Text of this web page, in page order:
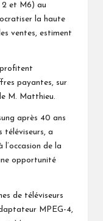
2 et M6) au
la haute
ventes, estiment
profitent
payantes, sur
M. Matthieu.
après 40 ans
téléviseurs, a
l’occasion de la
opportunité
de téléviseurs
MPEG-4,